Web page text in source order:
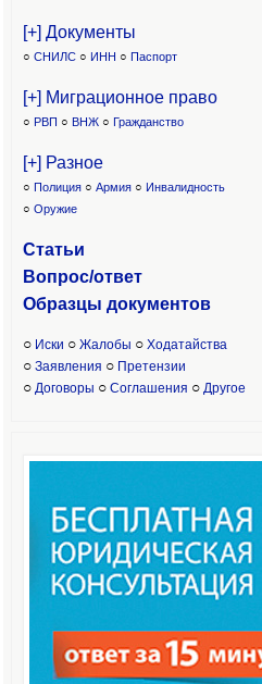
[+] Документы
○ СНИЛС ○ ИНН ○ Паспорт
[+] Миграционное право
○ РВП ○ ВНЖ ○ Гражданство
[+] Разное
○ Полиция ○ Армия ○ Инвалидность
○ Оружие
Статьи
Вопрос/ответ
Образцы документов
○ Иски ○ Жалобы ○ Ходатайства
○ Заявления ○ Претензии
○ Договоры ○ Соглашения ○ Другое